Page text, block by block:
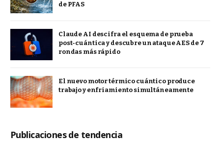
de PFAS
Claude AI descifra el esquema de prueba
post-cuántica y descubre un ataque AES de 7
rondas más rápido
El nuevo motor térmico cuántico produce
trabajo y enfriamiento simultáneamente
Publicaciones de tendencia